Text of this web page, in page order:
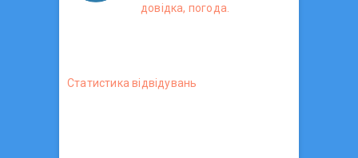
довідка, погода.
Статистика вiдвiдувань